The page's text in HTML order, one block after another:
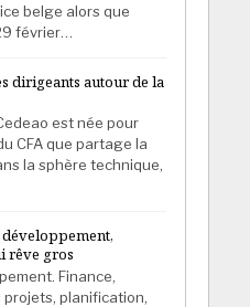
belge alors que
février…
dirigeants autour de la
est née pour
CFA que partage la
la sphère technique,
développement,
rêve gros
Finance,
planification,